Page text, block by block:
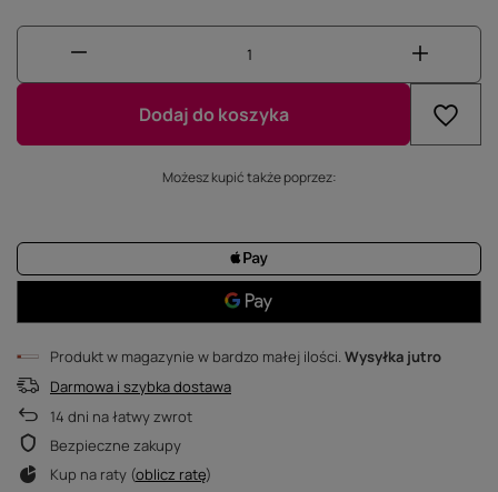
Dodaj do koszyka
Możesz kupić także poprzez:
Produkt w magazynie w bardzo małej ilości Wysyłka jutro
Darmowa i szybka dostawa
14 dni na łatwy zwrot
Bezpieczne zakupy
Kup na raty (oblicz ratę)